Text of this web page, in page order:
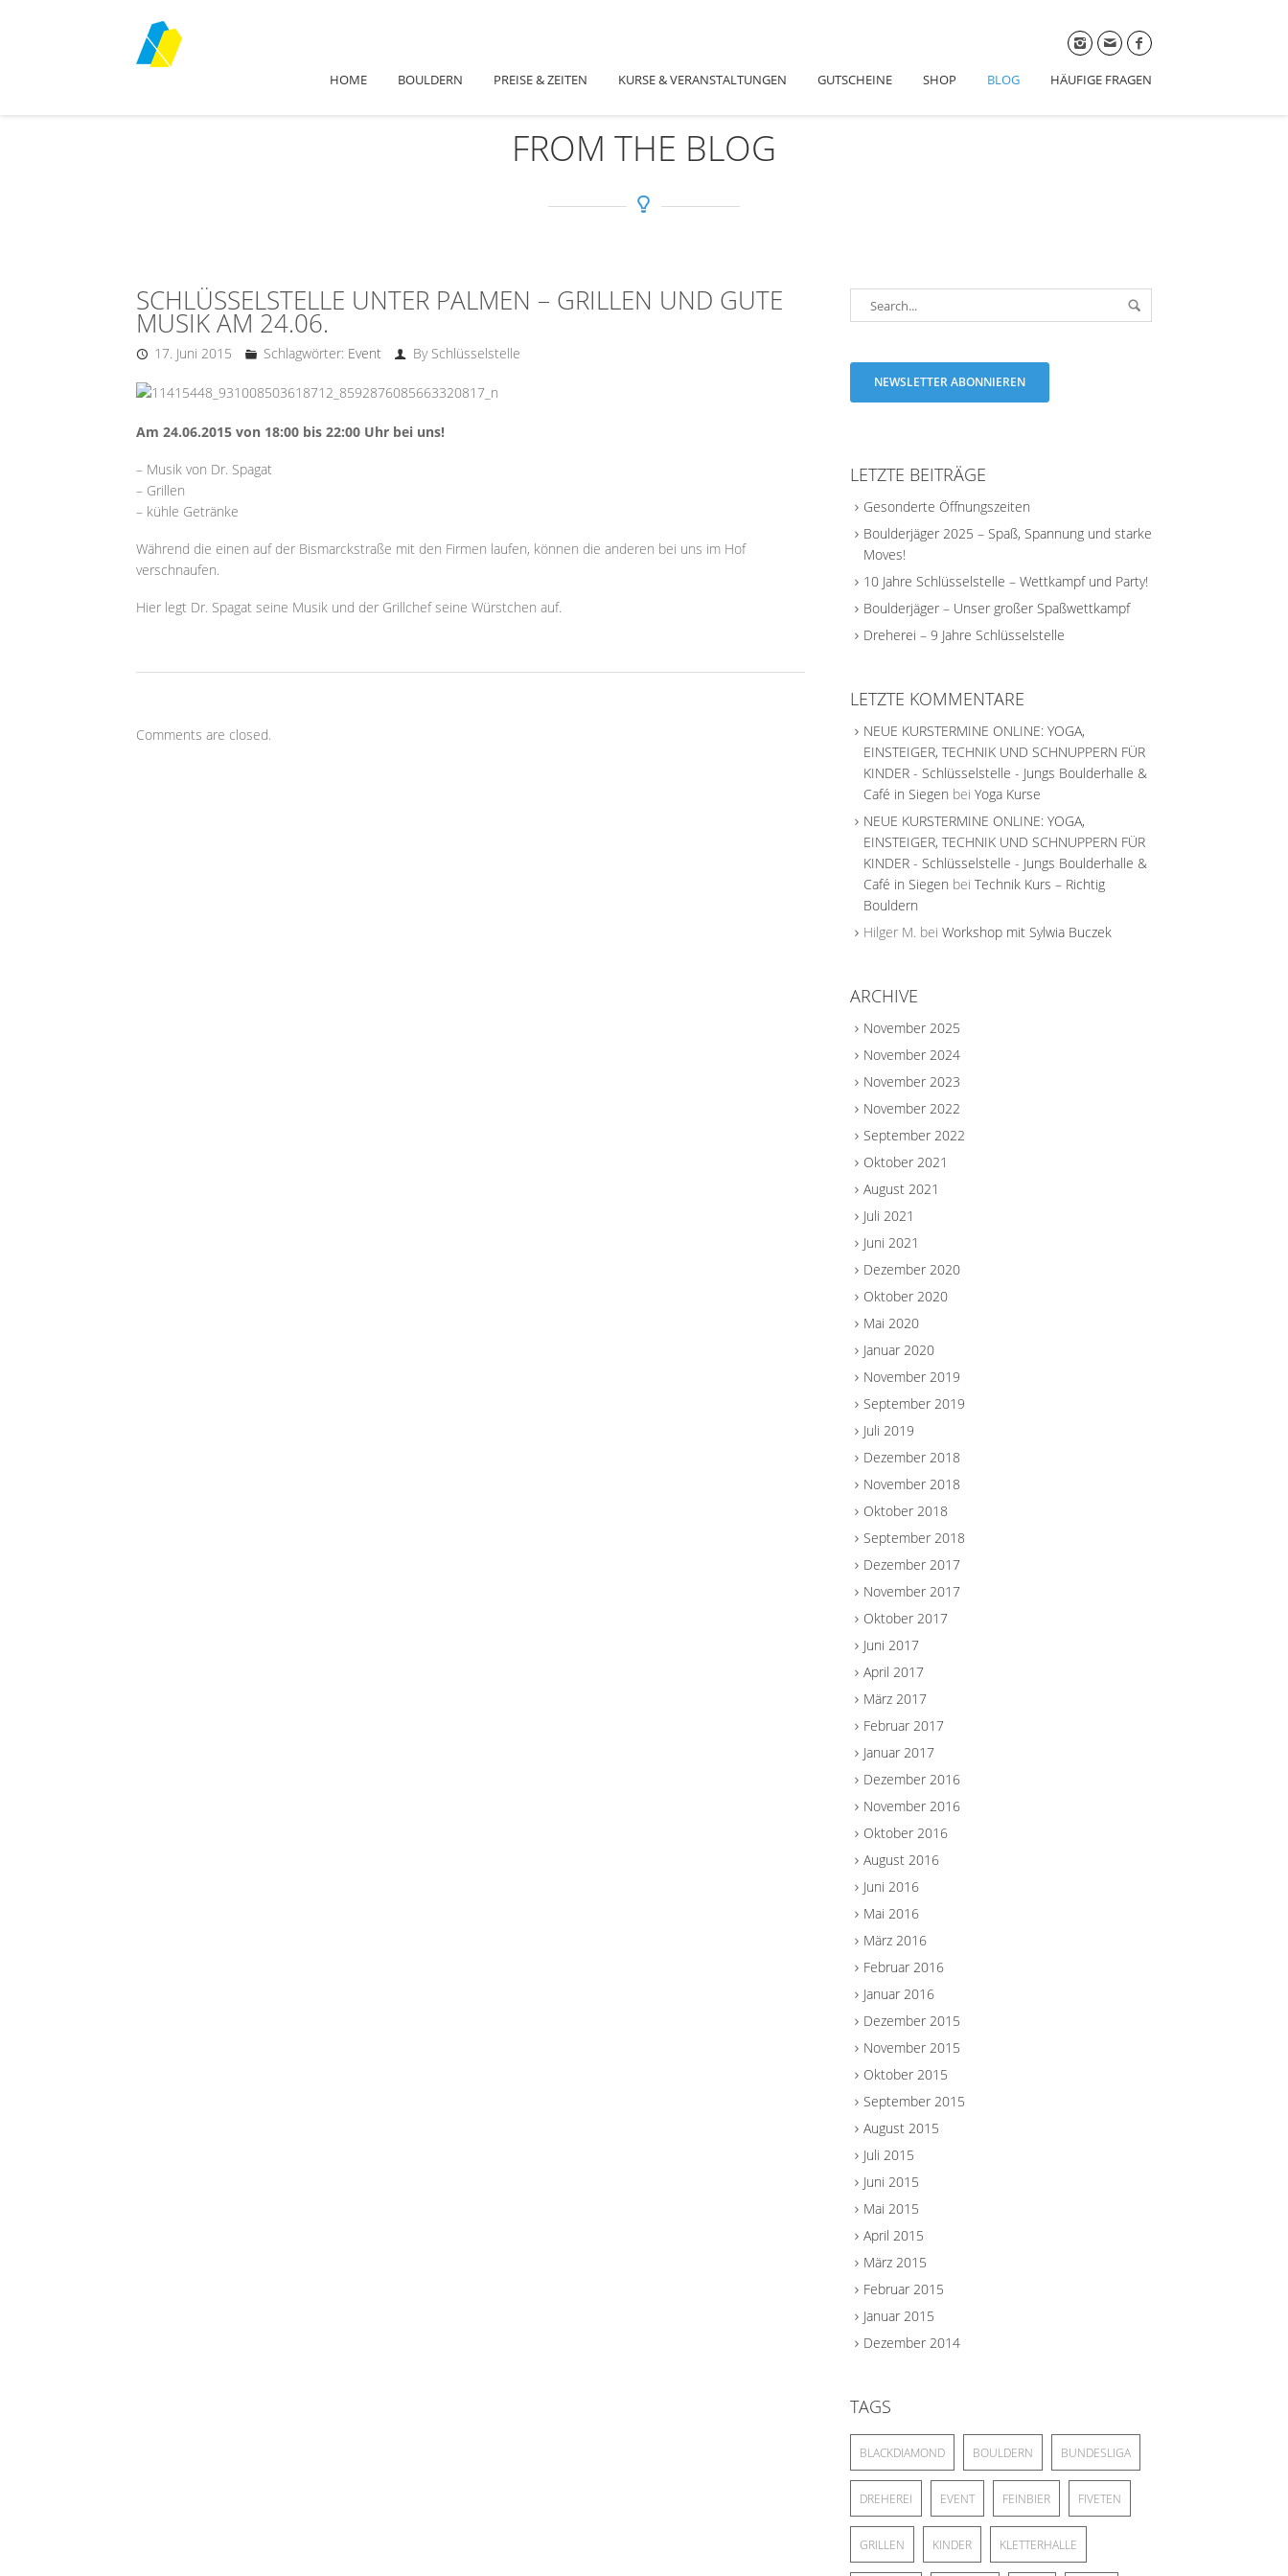
HOME BOULDERN PREISE & ZEITEN KURSE & VERANSTALTUNGEN GUTSCHEINE SHOP BLOG HÄUFIGE FRAGEN
FROM THE BLOG
SCHLÜSSELSTELLE UNTER PALMEN – GRILLEN UND GUTE
MUSIK AM 24.06.
17. Juni 2015 Schlagwörter: Event By Schlüsselstelle
Am 24.06.2015 von 18:00 bis 22:00 Uhr bei uns!
– Musik von Dr. Spagat
– Grillen
– kühle Getränke
Während die einen auf der Bismarckstraße mit den Firmen laufen, können die anderen bei uns im Hof
verschnaufen.
Hier legt Dr. Spagat seine Musik und der Grillchef seine Würstchen auf.
Comments are closed.
NEWSLETTER ABONNIEREN
LETZTE BEITRÄGE
Gesonderte Öffnungszeiten
Boulderjäger 2025 – Spaß, Spannung und starke
Moves!
10 Jahre Schlüsselstelle – Wettkampf und Party!
Boulderjäger – Unser großer Spaßwettkampf
Dreherei – 9 Jahre Schlüsselstelle
LETZTE KOMMENTARE
NEUE KURSTERMINE ONLINE: YOGA,
EINSTEIGER, TECHNIK UND SCHNUPPERN FÜR
KINDER - Schlüsselstelle - Jungs Boulderhalle &
Café in Siegen bei Yoga Kurse
NEUE KURSTERMINE ONLINE: YOGA,
EINSTEIGER, TECHNIK UND SCHNUPPERN FÜR
KINDER - Schlüsselstelle - Jungs Boulderhalle &
Café in Siegen bei Technik Kurs – Richtig
Bouldern
Hilger M. bei Workshop mit Sylwia Buczek
ARCHIVE
November 2025
November 2024
November 2023
November 2022
September 2022
Oktober 2021
August 2021
Juli 2021
Juni 2021
Dezember 2020
Oktober 2020
Mai 2020
Januar 2020
November 2019
September 2019
Juli 2019
Dezember 2018
November 2018
Oktober 2018
September 2018
Dezember 2017
November 2017
Oktober 2017
Juni 2017
April 2017
März 2017
Februar 2017
Januar 2017
Dezember 2016
November 2016
Oktober 2016
August 2016
Juni 2016
Mai 2016
März 2016
Februar 2016
Januar 2016
Dezember 2015
November 2015
Oktober 2015
September 2015
August 2015
Juli 2015
Juni 2015
Mai 2015
April 2015
März 2015
Februar 2015
Januar 2015
Dezember 2014
TAGS
BLACKDIAMOND BOULDERN BUNDESLIGA
DREHEREI EVENT FEINBIER FIVETEN
GRILLEN KINDER KLETTERHALLE